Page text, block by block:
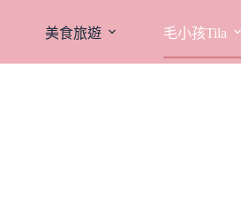
美食旅遊 毛小孩Tila